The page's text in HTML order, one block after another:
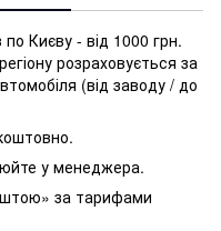
Києву - від 1000 грн.
розраховується за
(від заводу / до
у менеджера.
за тарифами